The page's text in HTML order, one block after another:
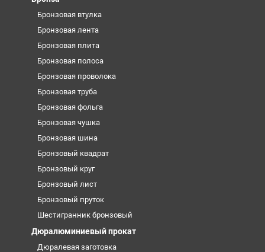
Бронзовая втулка
Бронзовая лента
Бронзовая плита
Бронзовая полоса
Бронзовая проволока
Бронзовая труба
Бронзовая фольга
Бронзовая чушка
Бронзовая шина
Бронзовый квадрат
Бронзовый круг
Бронзовый лист
Бронзовый пруток
Шестигранник бронзовый
Дюралюминиевый прокат
Дюралевая заготовка